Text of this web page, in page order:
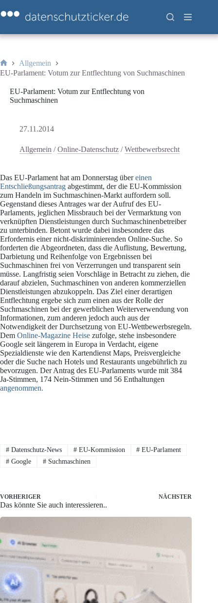
Inhalt
springen
Start
Allgemein
EU-Parlament: Votum zur Entflechtung von Suchmaschinen
EU-Parlament: Votum zur Entflechtung von
Suchmaschinen
27.11.2014
Allgemein /Online-Datenschutz /Wettbewerbsrecht
Das EU-Parlament hat am Donnerstag übereinen
Entschließungsantrag abgestimmt, der die EU-Kommission
zum Handeln im Suchmaschinen-Markt auffordern soll.
Gegenstand dieses Antrages war der Aufruf des EU-
Parlaments, jeglichen Missbrauch bei der Vermarktung von
verknüpften Dienstleistungen durch Suchmaschinenbetreiber
zu unterbinden. Betont wurde dabei insbesondere das
Erfordernis einer nicht-diskriminierenden Online-Suche. So
forderten die Abgeordneten, dass die Auflistung, Bewertung,
Darbietung und Reihenfolge von Ergebnissen bei
Suchmaschinen frei von Verzerrungen und transparent sein
müsse. Langfristig seien Vorschläge in Betracht zu ziehen, die
darauf abzielen, Suchmaschinen von anderen kommerziellen
Dienstleistungen abzukoppeln. Das Ziel einer derartigen
Entflechtung ergebe sich zum einen aus der Rolle der
Suchmaschinen bei der gewerblichen Weiterverwendung von
Informationen, zum anderen jedoch auch aus der
Notwendigkeit der Durchsetzung von EU-Wettbewerbsregeln.
Dem Online-Magazine Heise zufolge, stehe insbesondere
Google seit längerem in Europa in Verdacht, eigene
Spezialdienste wie den Kartendienst Maps, Preisvergleiche
oder die Suche nach Hotels und Restaurants ungebührlich zu
bevorzugen. Der Antrag des EU-Parlaments wurde mit 384
Ja-Stimmen, 174 Nein-Stimmen und 56 Enthaltungen
angenommen.
#Datenschutz-News #EU-Kommission # EU-Parlament
#Google #Suchmaschinen
VORHERIGER NÄCHSTER
Das könnte Sie auch interessieren..